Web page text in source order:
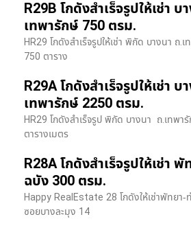
R29B โกดังสำเร็จรูปให้เช่า
เทพารักษ์ 750 ตรม.
HR29 โกดังสำเร็จรูปให้เช่า พิกัด บางนา​ ถ
750 ตาราง
R29A โกดังสำเร็จรูปให้เช่า
เทพารักษ์ 2250 ตรม.
HR29 โกดังสำเร็จรูป พิกัด บางนา​ ถ.เทพ
ตารางเมตร
R28A โกดังสำเร็จรูปให้เช่า
ฉบัง 300 ตรม.
Happy RealEstate 28 โกดังให้เช่าพัทยา
ซอยบางละมุง 14